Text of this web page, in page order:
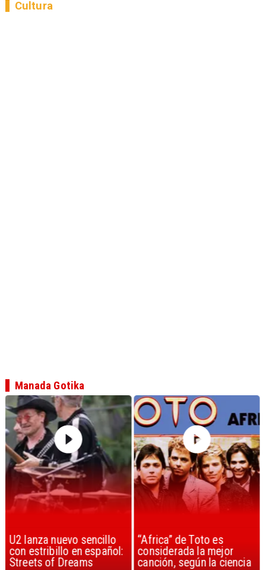
Cultura
U2 lanza nuevo sencillo
con estribillo en español:
Streets of Dreams
“Africa” de Toto es
considerada la mejor
canción, según la ciencia
Manada Gotika